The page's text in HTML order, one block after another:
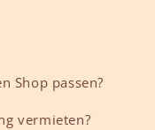
Shop passen?
vermieten?